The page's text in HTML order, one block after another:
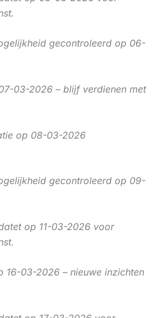
gecontroleerd op 06-
03-2026 – blijf verdienen met
op 08-03-2026
gecontroleerd op 09-
op 11-03-2026 voor
16-03-2026 – nieuwe inzichten